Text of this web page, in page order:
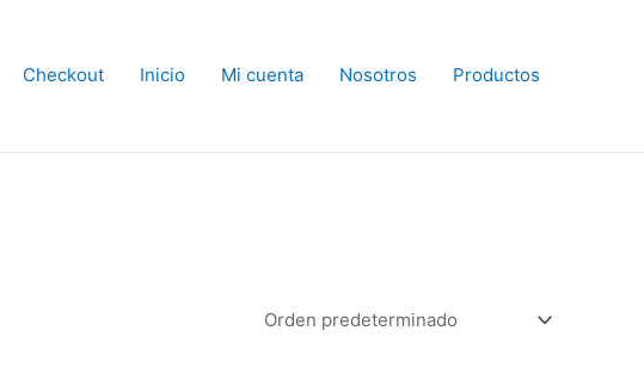
Checkout Inicio Mi cuenta Nosotros Productos